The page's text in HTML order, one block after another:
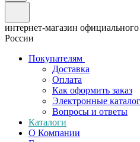
интернет-магазин
России
Покупателям
Доставка
Оплата
Как оформить заказ
Электронные
Вопросы и ответы
Каталоги
О Компании